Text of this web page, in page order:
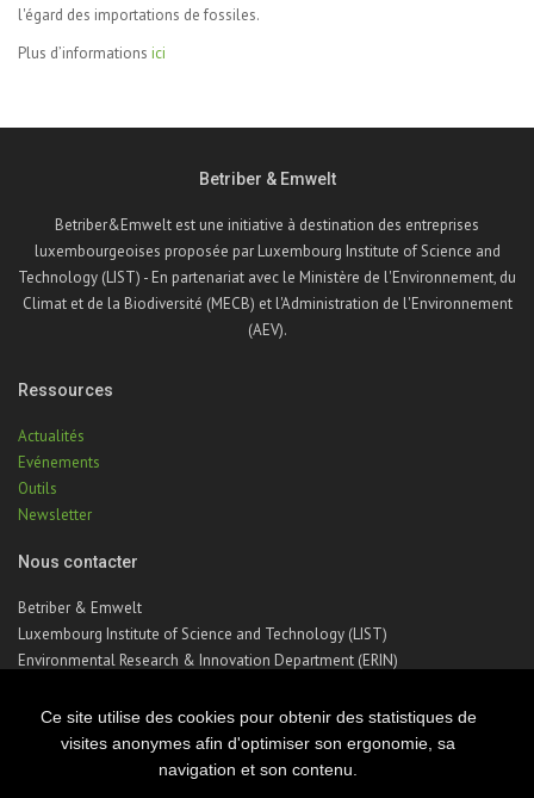
Ce site utilise des cookies pour obtenir des statistiques de
visites anonymes afin d'optimiser son ergonomie, sa
navigation et son contenu.
l'égard des importations de fossiles.
Plus d’informations ici
Betriber & Emwelt
Betriber&Emwelt est une initiative à destination des entreprises
luxembourgeoises proposée par Luxembourg Institute of Science and
Technology (LIST) - En partenariat avec le Ministère de l'Environnement, du
Climat et de la Biodiversité (MECB) et l'Administration de l'Environnement
(AEV).
Ressources
Actualités
Evénements
Outils
Newsletter
Nous contacter
Betriber & Emwelt
Luxembourg Institute of Science and Technology (LIST)
Environmental Research & Innovation Department (ERIN)
Téléphone : +352 275 888 – 1
Email :betriber-emwelt@list.lu